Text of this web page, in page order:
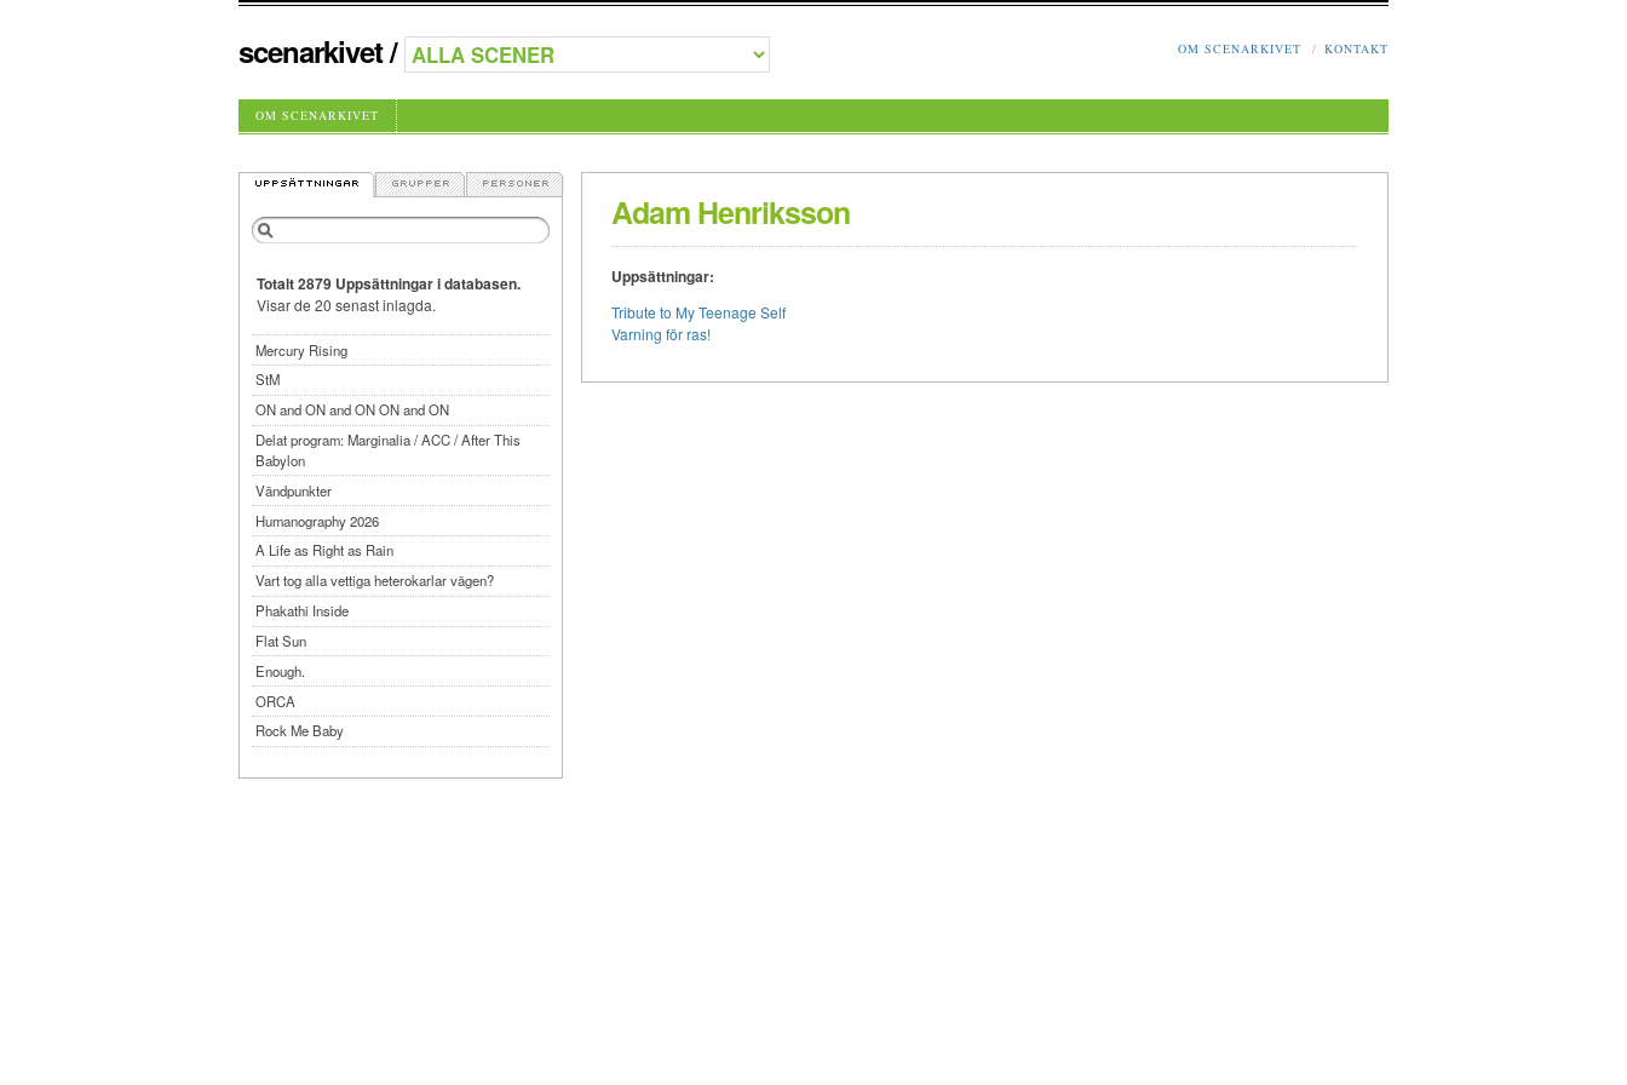
scenarkivet/ OM SCENARKIVET / KONTAKT
OM SCENARKIVET
Adam Henriksson
Uppsättningar:
Tribute to My Teenage Self
Varning för ras!
Totalt 2879 Uppsättningar i databasen.
Visar de 20 senast inlagda.
Mercury Rising
StM
ON and ON and ON ON and ON
Delat program: Marginalia / ACC / After This
Babylon
Vändpunkter
Humanography 2026
A Life as Right as Rain
Vart tog alla vettiga heterokarlar vägen?
Phakathi Inside
Flat Sun
Enough.
ORCA
Rock Me Baby